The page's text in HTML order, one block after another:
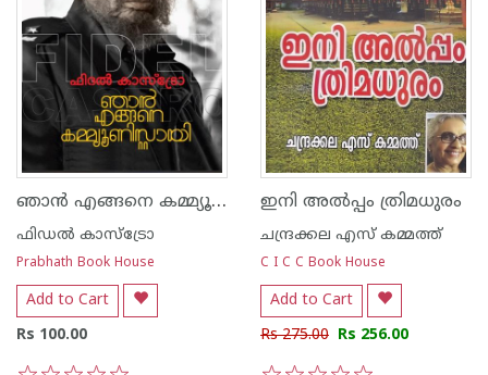
ഞാൻ എങ്ങനെ കമ്മ്യൂണിസ്റ്റായി
ഫിഡല്‍ കാസ്ട്രോ
Prabhath Book House
Add to Cart
Rs 100.00
ഇനി അല്‍പ്പം ത്രിമധുരം
ചന്ദ്രക്കല എസ് കമ്മത്ത്
C I C C Book House
Add to Cart
Rs 275.00 Rs 256.00